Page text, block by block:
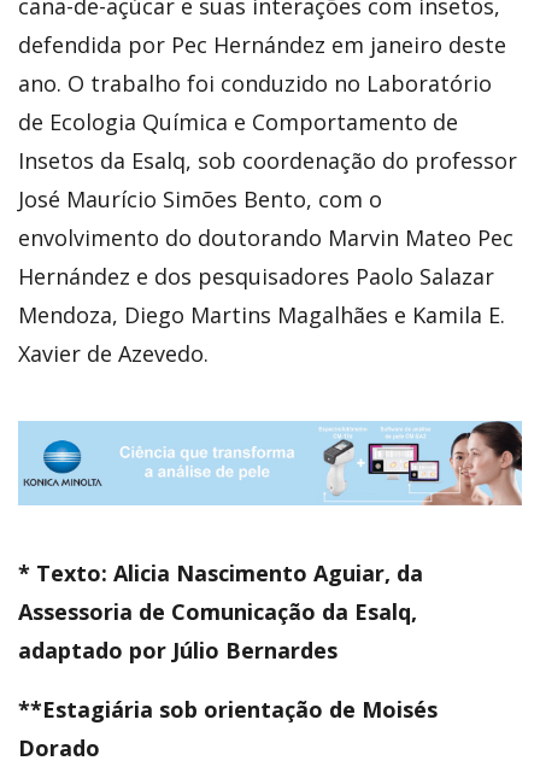
cana-de-açúcar e suas interações com insetos,
defendida por Pec Hernández em janeiro deste
ano. O trabalho foi conduzido no Laboratório
de Ecologia Química e Comportamento de
Insetos da Esalq, sob coordenação do professor
José Maurício Simões Bento, com o
envolvimento do doutorando Marvin Mateo Pec
Hernández e dos pesquisadores Paolo Salazar
Mendoza, Diego Martins Magalhães e Kamila E.
Xavier de Azevedo.
* Texto: Alicia Nascimento Aguiar, da
Assessoria de Comunicação da Esalq,
adaptado por Júlio Bernardes
**Estagiária sob orientação de Moisés
Dorado